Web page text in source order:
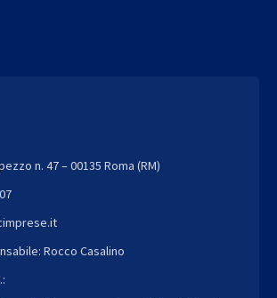
n. 47 – 00135 Roma (RM)
Rocco Casalino